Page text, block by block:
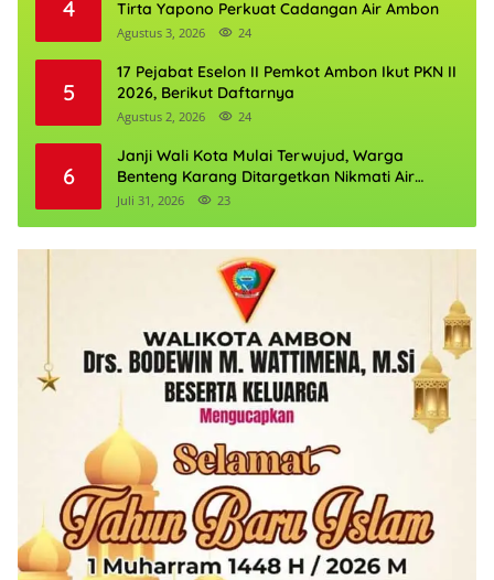
4
Tirta Yapono Perkuat Cadangan Air Ambon
Agustus 3, 2026 24
5
17 Pejabat Eselon II Pemkot Ambon Ikut PKN II
2026, Berikut Daftarnya
Agustus 2, 2026 24
6
Janji Wali Kota Mulai Terwujud, Warga
Benteng Karang Ditargetkan Nikmati Air
Bersih Pekan Kedua Agustus
Juli 31, 2026 23